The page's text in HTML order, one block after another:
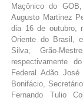
Maçônico do
Augusto Martinez
dia 16 de outubro,
Oriente do Brasil,
Silva, Grão-
respectivamente
Federal Adão
Bonifácio,
Fernando Tulio